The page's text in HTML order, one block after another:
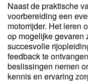
Naast de praktische
voorbereiding een
motorrijder. Het leren
op mogelijke gevaren
succesvolle
feedback te
beslissingen nemen
kennis en ervaring